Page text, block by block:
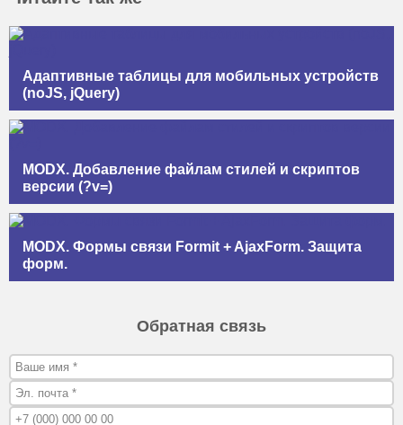
Адаптивные таблицы для мобильных устройств
(noJS, jQuery)
MODX. Добавление файлам стилей и скриптов
версии (?v=)
MODX. Формы связи Formit + AjaxForm. Защита
форм.
Обратная связь